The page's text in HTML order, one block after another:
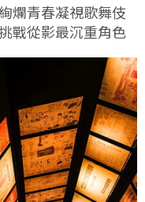
爛青春凝視歌舞伎
戰從影最沉重角色